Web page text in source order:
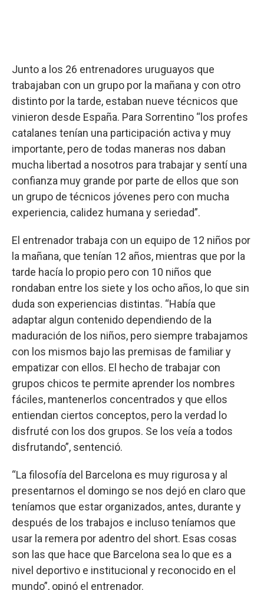
Junto a los 26 entrenadores uruguayos que
trabajaban con un grupo por la mañana y con otro
distinto por la tarde, estaban nueve técnicos que
vinieron desde España. Para Sorrentino “los profes
catalanes tenían una participación activa y muy
importante, pero de todas maneras nos daban
mucha libertad a nosotros para trabajar y sentí una
confianza muy grande por parte de ellos que son
un grupo de técnicos jóvenes pero con mucha
experiencia, calidez humana y seriedad”.
El entrenador trabaja con un equipo de 12 niños por
la mañana, que tenían 12 años, mientras que por la
tarde hacía lo propio pero con 10 niños que
rondaban entre los siete y los ocho años, lo que sin
duda son experiencias distintas. “Había que
adaptar algun contenido dependiendo de la
maduración de los niños, pero siempre trabajamos
con los mismos bajo las premisas de familiar y
empatizar con ellos. El hecho de trabajar con
grupos chicos te permite aprender los nombres
fáciles, mantenerlos concentrados y que ellos
entiendan ciertos conceptos, pero la verdad lo
disfruté con los dos grupos. Se los veía a todos
disfrutando”, sentenció.
“La filosofía del Barcelona es muy rigurosa y al
presentarnos el domingo se nos dejó en claro que
teníamos que estar organizados, antes, durante y
después de los trabajos e incluso teníamos que
usar la remera por adentro del short. Esas cosas
son las que hace que Barcelona sea lo que es a
nivel deportivo e institucional y reconocido en el
mundo”, opinó el entrenador.